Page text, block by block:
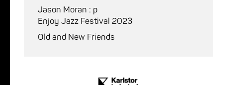
Jason Moran : p
Enjoy Jazz Festival 2023
Old and New Friends